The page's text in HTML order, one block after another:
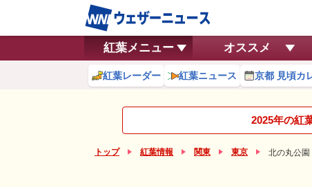
紅葉メニュー オススメ
紅葉レーダー 紅葉ニュース 京都 見頃カ
2025年の紅
トップ 紅葉情報 関東 東京 北の丸公園